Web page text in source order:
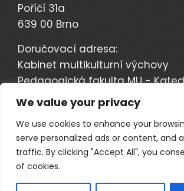
We value your privacy
We use cookies to enhance your
serve personalized ads or content, and
traffic. By clicking "Accept All", you
of cookies.
Poříčí 31a
639 00 Brno
Doručovací adresa:
Kabinet multikulturní výchovy
Pedagogická fakulta MU -
pedagogiky
603 00 Brno